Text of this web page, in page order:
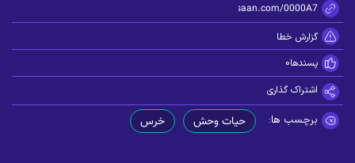
https://zisaan.com/0000A7
گزارش خطا
پسندها0
اشتراک گذاری
برچسب ها: حیات وحش خرس